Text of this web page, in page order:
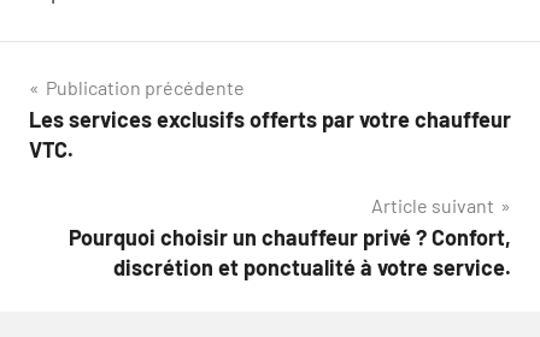
Navigation
de
Publication précédente
Les services exclusifs offerts par votre chauffeur
VTC.
Article suivant
Pourquoi choisir un chauffeur privé ? Confort,
discrétion et ponctualité à votre service.